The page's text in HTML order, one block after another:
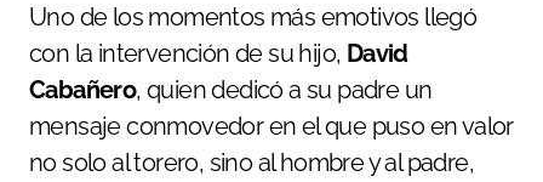
Uno de los momentos más emotivos llegó
con la intervención de su hijo, David
Cabañero, quien dedicó a su padre un
mensaje conmovedor en el que puso en valor
no solo al torero, sino al hombre y al padre,